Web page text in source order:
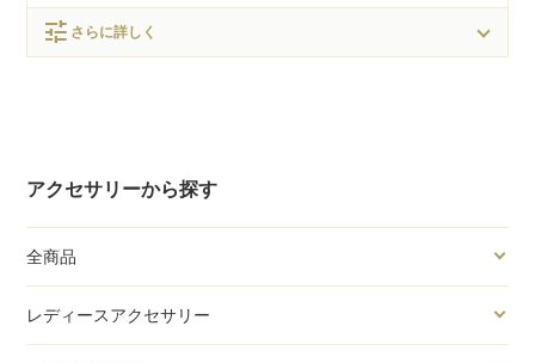
アクセサリーから探す
全商品
レディースアクセサリー
tune さらに詳しく